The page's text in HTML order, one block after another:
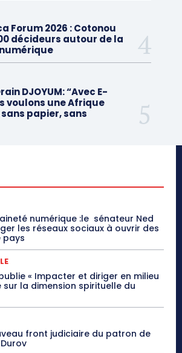
Forum 2026 : Cotonou
décideurs autour de la
DJOYUM: “Avec E-
voulons une Afrique
papier, sans
numérique :le sénateur Ned
les réseaux sociaux à ouvrir des
pays
« Impacter et diriger en milieu
sur la dimension spirituelle du
front judiciaire du patron de